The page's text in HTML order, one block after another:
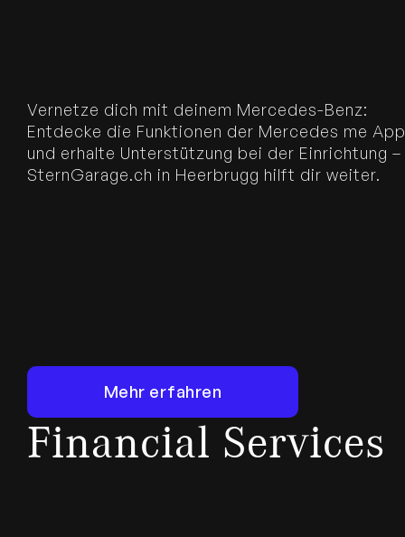
Vernetze dich mit deinem Mercedes-Benz:
Entdecke die Funktionen der Mercedes me App
und erhalte Unterstützung bei der Einrichtung –
SternGarage.ch in Heerbrugg hilft dir weiter.
Mehr erfahren
Financial Services